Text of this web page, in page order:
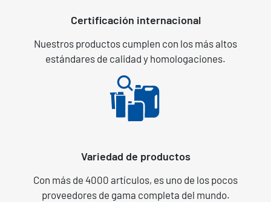
Certificación internacional
Nuestros productos cumplen con los más altos
estándares de calidad y homologaciones.
Variedad de productos
Con más de 4000 artículos, es uno de los pocos
proveedores de gama completa del mundo.